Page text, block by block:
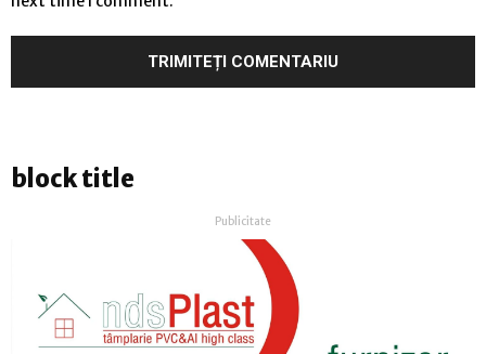
block title
Publicitate